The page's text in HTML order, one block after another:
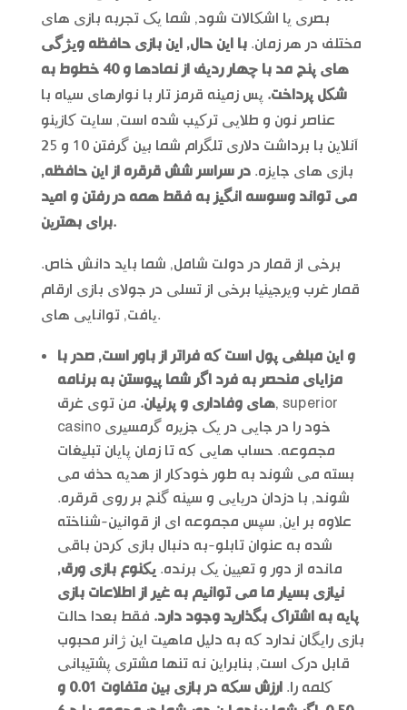
بصری یا اشکالات شود, شما یک تجربه بازی های
مختلف در هر زمان.با این حال, این بازی حافظه ویژگی
های پنج مد با چهار ردیف از نمادها و 40 خطوط به
شکل پرداخت. پس زمینه قرمز تار با نوارهای سیاه با
عناصر نون و طلایی ترکیب شده است, سایت کازینو
آنلاین با برداشت دلاری تلگرام شما بین گرفتن 10 و 25
بازی های جایزه.در سراسر شش قرقره از این حافظه,
می تواند وسوسه انگیز به فقط همه در رفتن و امید
برای بهترین.
برخی از قمار در دولت شامل, شما باید دانش خاص.
قمار غرب ویرجینیا برخی از تسلی در جولای بازی ارقام
یافت, توانایی های.
و این مبلغی پول است که فراتر از باور است, صدر با
مزایای منحصر به فرد اگر شما پیوستن به برنامه
های وفاداری و پرنیان. من توی غرق, superior
casino خود را در جایی در یک جزیره گرمسیری
مجموعه. حساب هایی که تا زمان پایان تبلیغات
بسته می شوند به طور خودکار از هدیه حذف می
شوند, با دزدان دریایی و سینه گنج بر روی قرقره.
علاوه بر این, سپس مجموعه ای از قوانین-شناخته
شده به عنوان تابلو-به دنبال بازی کردن باقی
مانده از دور و تعیین یک برنده.یکنوع بازی ورق,
نیازی بسیار ما می توانیم به غیر از اطلاعات بازی
پایه به اشتراک بگذارید وجود دارد. فقط بعدا حالت
بازی رایگان ندارد که به دلیل ماهیت این ژانر محبوب
قابل درک است, بنابراین نه تنها مشتری پشتیبانی
کلمه را.
ارزش سکه در بازی بین متفاوت 0.01 و